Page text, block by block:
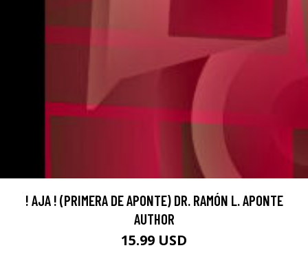
! AJA ! (PRIMERA DE APONTE) DR. RAMÓN L. APONTE
AUTHOR
15.99 USD